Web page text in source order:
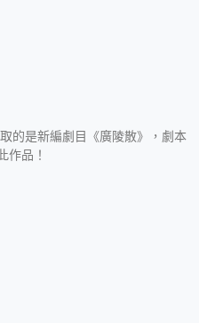
的是新編劇目《廣陵散》，劇本
作品！